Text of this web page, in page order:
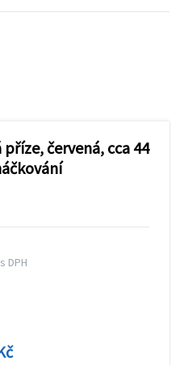
červená, cca 44
s DPH